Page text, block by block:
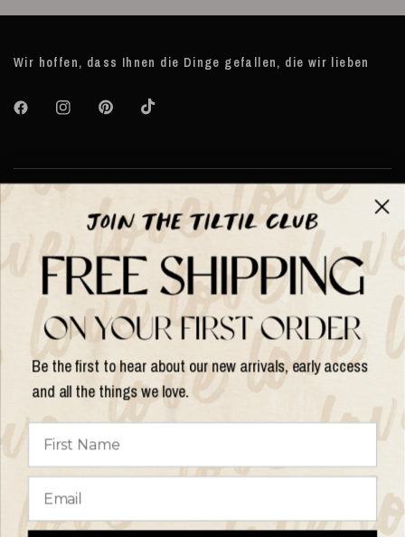
Wir hoffen, dass Ihnen die Dinge gefallen, die wir lieben
Über TILTIL
Help
Hilfe und Informationen
aktualisieren
Be the first to hear about our new arrivals, early access
and all the things we love.